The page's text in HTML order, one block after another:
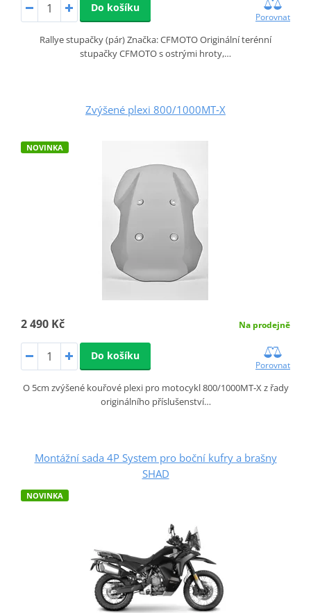
Do košíku
Porovnat
Rallye stupačky (pár) Značka: CFMOTO Originální terénní
stupačky CFMOTO s ostrými hroty,…
Zvýšené plexi 800/1000MT‑X
NOVINKA
2 490 Kč Na prodejně
Do košíku
Porovnat
O 5cm zvýšené kouřové plexi pro motocykl 800/1000MT‑X z řady
originálního příslušenství…
Montážní sada 4P System pro boční kufry a brašny
SHAD
NOVINKA